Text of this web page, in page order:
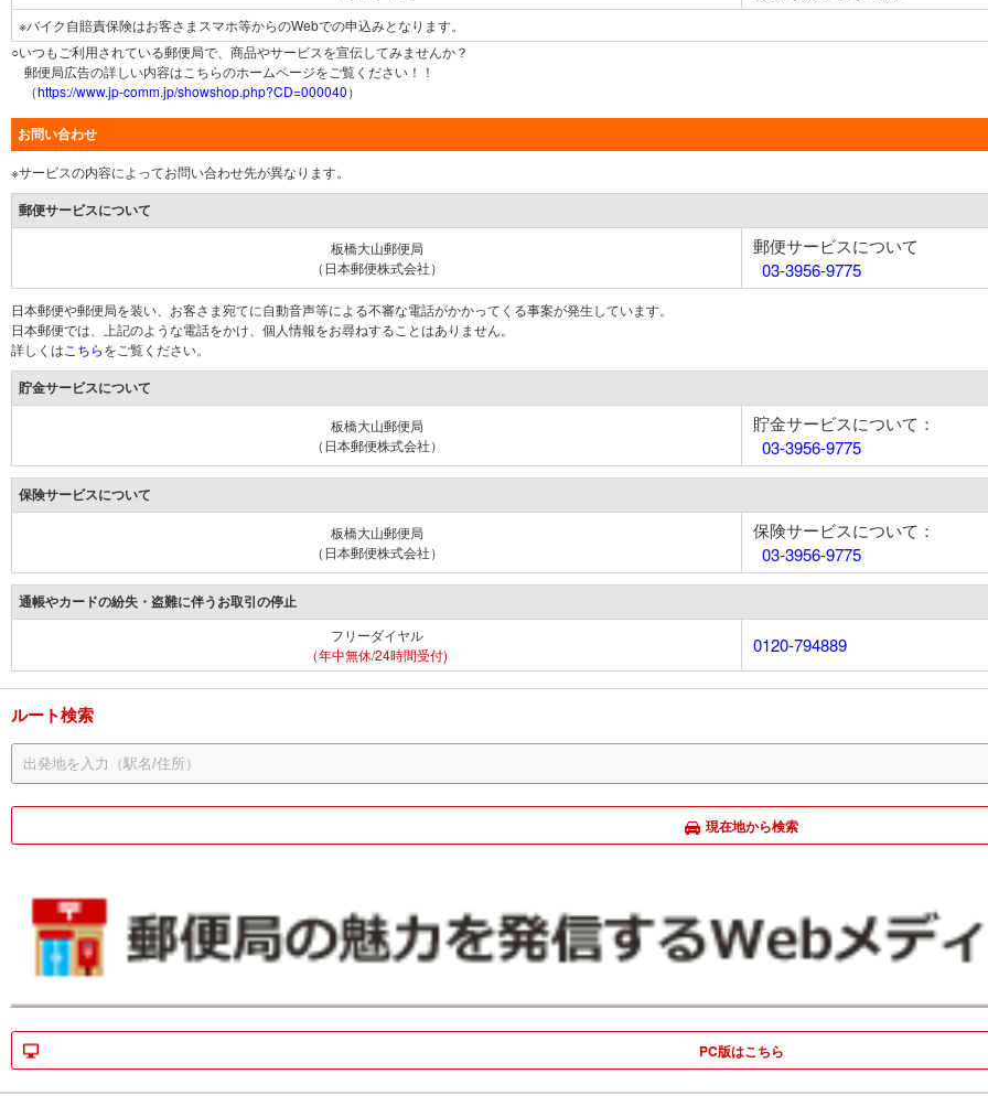
※バイク自賠責保険はお客さまスマホ等からのWebでの申込みとなります。
○いつもご利用されている郵便局で、商品やサービスを宣伝してみませんか？
郵便局広告の詳しい内容はこちらのホームページをご覧ください！！
（https://www.jp-comm.jp/showshop.php?CD=000040）
お問い合わせ
※サービスの内容によってお問い合わせ先が異なります。
郵便サービスについて
板橋大山郵便局
（日本郵便株式会社）
郵便サービスについて
03-3956-9775
日本郵便や郵便局を装い、お客さま宛てに自動音声等による不審な電話がかかってくる事案が発生しています。
日本郵便では、上記のような電話をかけ、個人情報をお尋ねすることはありません。
詳しくは こちらをご覧ください。
貯金サービスについて
板橋大山郵便局
（日本郵便株式会社）
貯金サービスについて：
03-3956-9775
保険サービスについて
板橋大山郵便局
（日本郵便株式会社）
保険サービスについて：
03-3956-9775
通帳やカードの紛失・盗難に伴うお取引の停止
フリーダイヤル
（年中無休/24時間受付)
0120-794889
ルート検索
現在地から検索
PC版はこちら